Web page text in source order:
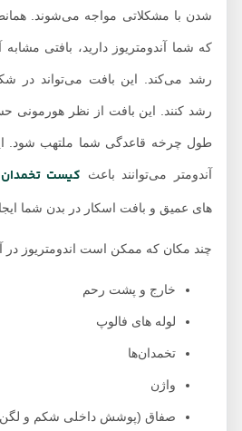
شدن با مشکلاتی مواجه می‌شوند. همانطور
که شما آندومتریوز دارید، بافتی مشابه
رشد می‌کند. این بافت می‌تواند در شکم،
رشد کنند. این بافت از نظر هورمونی
طول چرخه قاعدگی شما ملتهب شود. این
آندومتر می‌توانند باعثکیست تخمدان،
های عمیق و بافت اسکار در بدن شما ایجاد
چند مکان که ممکن است اندومتریوز در آن‌ها
خارج و پشت رحم
لوله های فالوپ
تخمدان‌ها
واژن
صفاق (پوشش داخلی شکم و لگن)